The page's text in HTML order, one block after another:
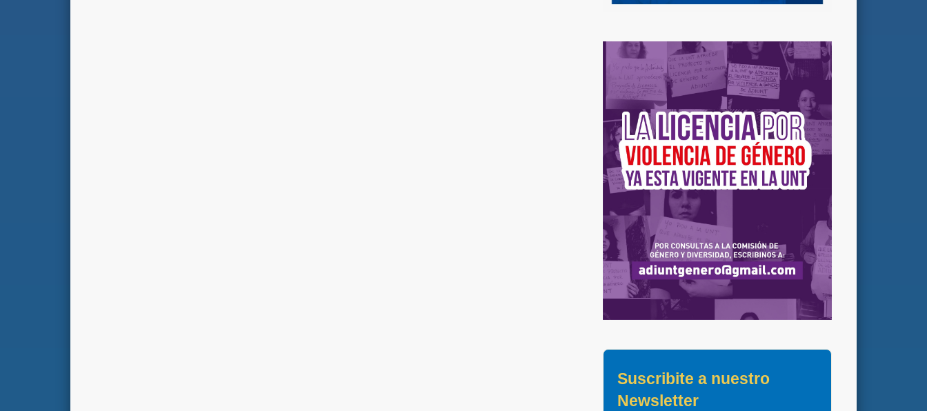
Suscribite a nuestro
Newsletter